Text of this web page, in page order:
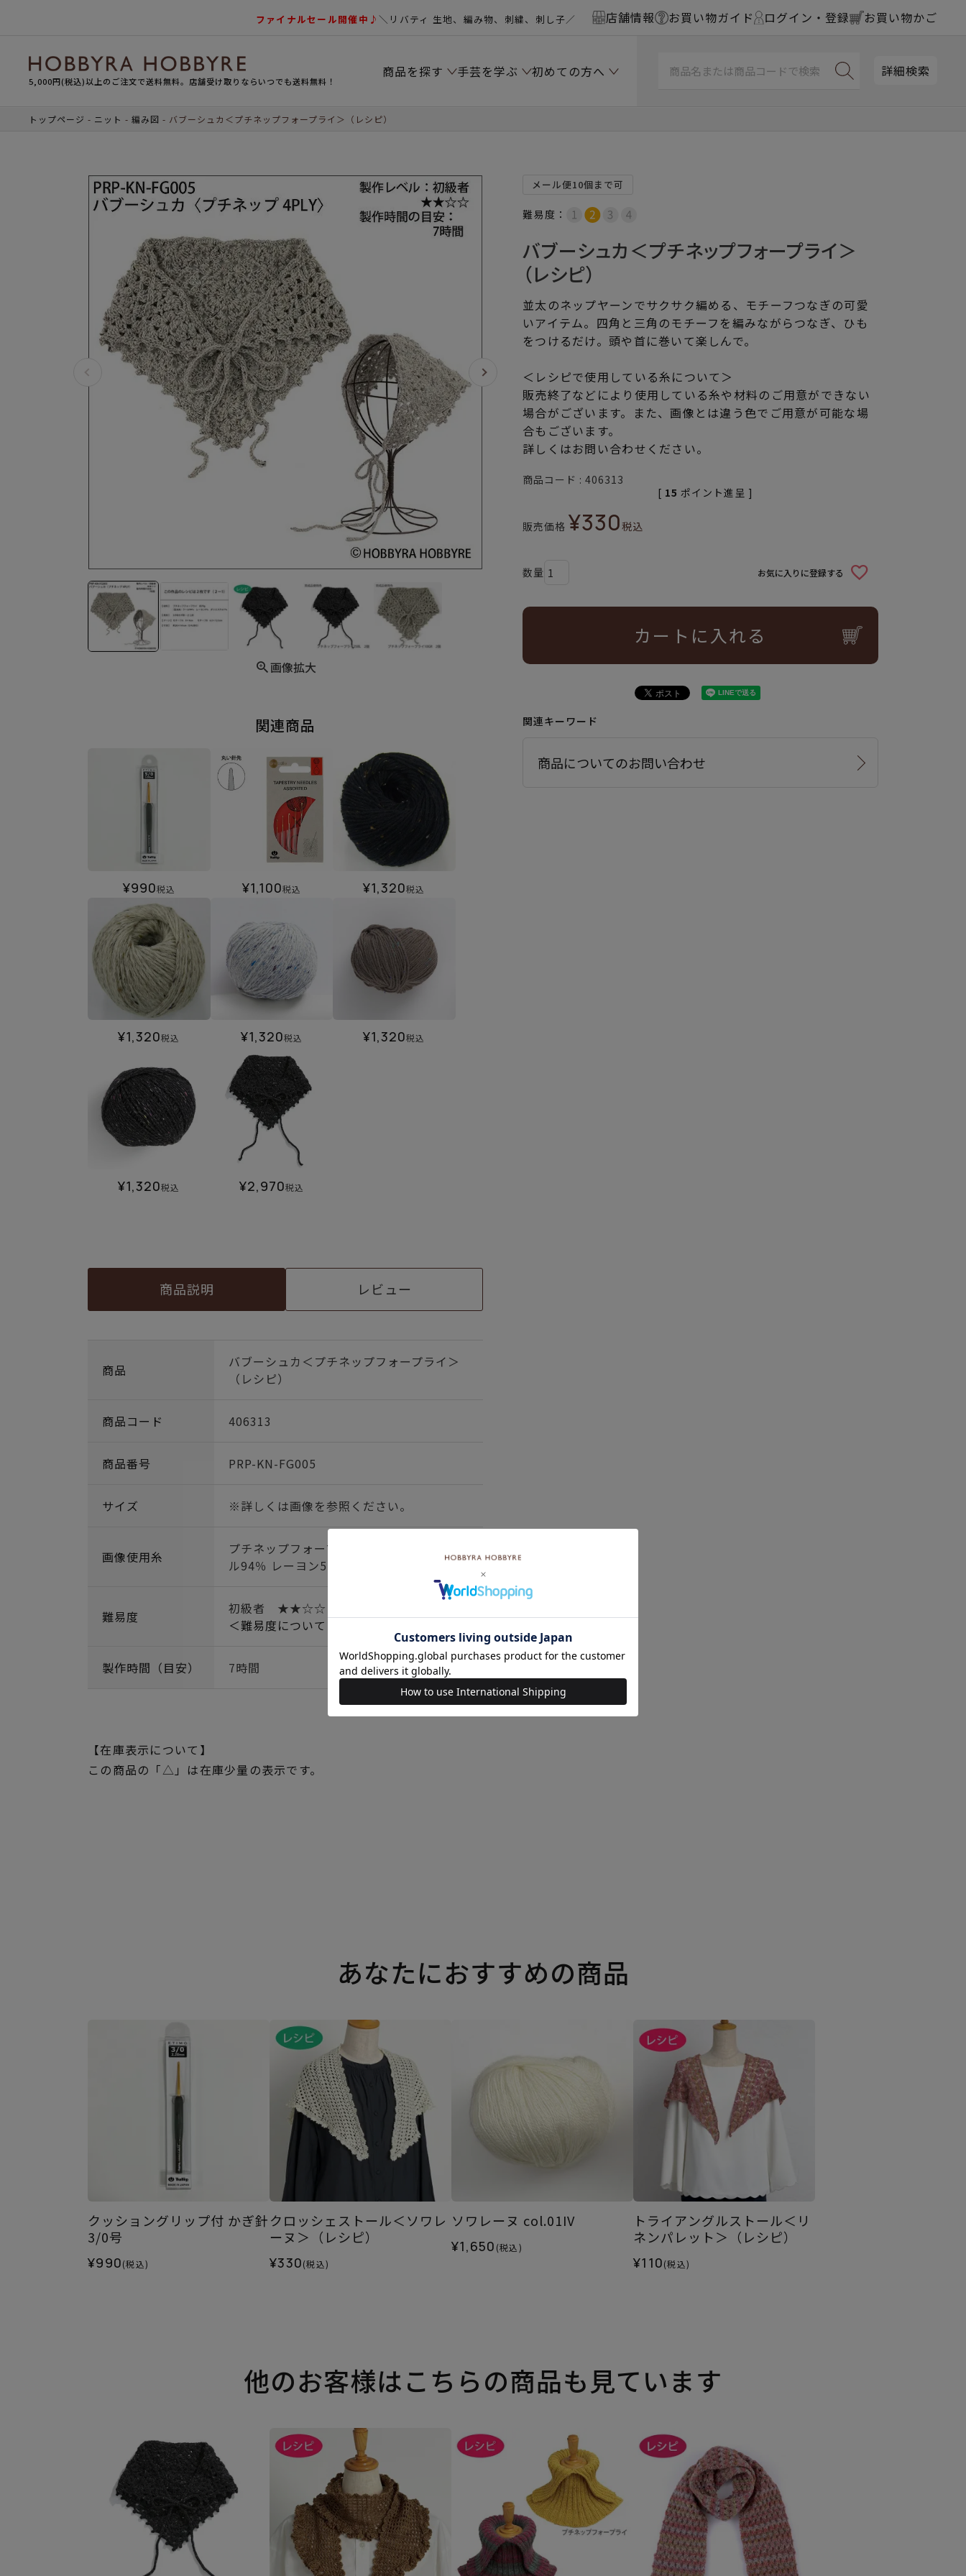
ファイナルセール開催中♪＼リバティ 生地、編み物、刺繍、刺し子／ 店舗情報 お買い物ガイド ログイン・登録 お買い物かご
5,000円(税込)以上のご注文で送料無料。店舗受け取りならいつでも送料無料！
商品を探す 手芸を学ぶ 初めての方へ 詳細検索
トップページ ニット 編み図 バブーシュカ＜プチネップフォープライ＞（レシピ）
画像拡大
関連商品
¥990税込 ¥1,100税込 ¥1,320税込
¥1,320税込 ¥1,320税込 ¥1,320税込
¥1,320税込 ¥2,970税込
商品説明 レビュー
商品
バブーシュカ＜プチネップフォープライ＞
（レシピ）
商品コード 406313
商品番号 PRP-KN-FG005
サイズ ※詳しくは画像を参照ください。
画像使用糸
プチネップフォープライ1種（並太糸）ウー
ル94％ レーヨン5％ ポリエステル1％
難易度
初級者 ★★☆☆
＜難易度について＞詳しくはこちら
製作時間（目安） 7時間
【在庫表示について】
この商品の「△」は在庫少量の表示です。
メール便10個まで可
難易度：
バブーシュカ＜プチネップフォープライ＞
（レシピ）
並太のネップヤーンでサクサク編める、モチーフつなぎの可愛
いアイテム。四角と三角のモチーフを編みながらつなぎ、ひも
をつけるだけ。頭や首に巻いて楽しんで。
＜レシピで使用している糸について＞
販売終了などにより使用している糸や材料のご用意ができない
場合がございます。また、画像とは違う色でご用意が可能な場
合もございます。
詳しくはお問い合わせください。
商品コード 406313
販売価格 ¥330税込
[ 15 ポイント進呈 ]
お気に入りに登録する
カートに入れる
関連キーワード
商品についてのお問い合わせ
あなたにおすすめの商品
クッショングリップ付 かぎ針
3/0号
¥990(税込)
クロッシェストール＜ソワレ
ーヌ＞（レシピ）
¥330(税込)
ソワレーヌ col.01IV
¥1,650 (税込)
トライアングルストール＜リ
ネンパレット＞（レシピ）
¥110(税込)
他のお客様はこちらの商品も見ています